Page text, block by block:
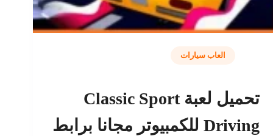
العاب سيارات
تحميل لعبة Classic Sport
Driving للكمبيوتر مجانا برابط